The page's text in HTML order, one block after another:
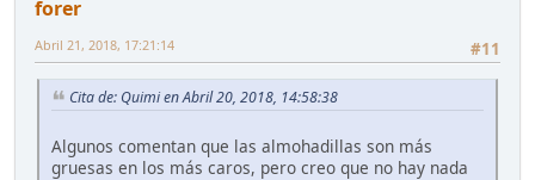
forer
#11
Abril 21, 2018, 17:21:14
Cita de: Quimi en Abril 20, 2018, 14:58:38
Algunos comentan que las almohadillas son más
gruesas en los más caros, pero creo que no hay nada